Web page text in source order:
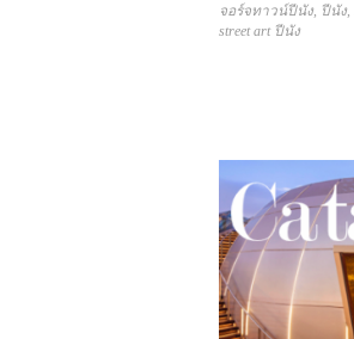
จอร์จทาวน์ปีนัง, ปีนัง,
street art ปีนัง